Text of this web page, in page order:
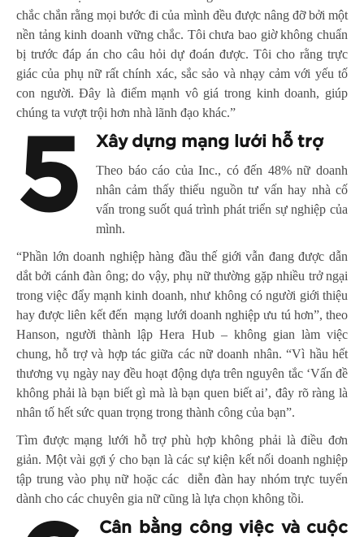
chắc chắn rằng mọi bước đi của mình đều được nâng đỡ bởi một
nền tảng kinh doanh vững chắc. Tôi chưa bao giờ không chuẩn
bị trước đáp án cho câu hỏi dự đoán được. Tôi cho rằng trực
giác của phụ nữ rất chính xác, sắc sảo và nhạy cảm với yếu tố
con người. Đây là điểm mạnh vô giá trong kinh doanh, giúp
chúng ta vượt trội hơn nhà lãnh đạo khác.”
5 Xây dựng mạng lưới hỗ trợ
Theo báo cáo của Inc., có đến 48% nữ doanh
nhân cảm thấy thiếu nguồn tư vấn hay nhà cố
vấn trong suốt quá trình phát triển sự nghiệp của
mình.
“Phần lớn doanh nghiệp hàng đầu thế giới vẫn đang được dẫn
dắt bởi cánh đàn ông; do vậy, phụ nữ thường gặp nhiều trở ngại
trong việc đẩy mạnh kinh doanh, như không có người giới thiệu
hay được liên kết đến mạng lưới doanh nghiệp ưu tú hơn”, theo
Hanson, người thành lập Hera Hub – không gian làm việc
chung, hỗ trợ và hợp tác giữa các nữ doanh nhân. “Vì hầu hết
thương vụ ngày nay đều hoạt động dựa trên nguyên tắc ‘Vấn đề
không phải là bạn biết gì mà là bạn quen biết ai’, đây rõ ràng là
nhân tố hết sức quan trọng trong thành công của bạn”.
Tìm được mạng lưới hỗ trợ phù hợp không phải là điều đơn
giản. Một vài gợi ý cho bạn là các sự kiện kết nối doanh nghiệp
tập trung vào phụ nữ hoặc các diễn đàn hay nhóm trực tuyến
dành cho các chuyên gia nữ cũng là lựa chọn không tồi.
Cân bằng công việc và cuộc